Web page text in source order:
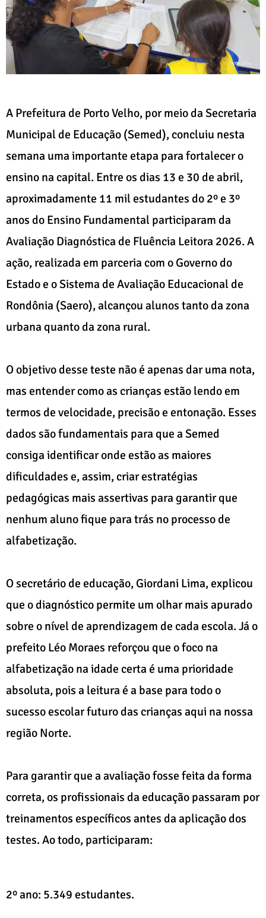
A Prefeitura de Porto Velho, por meio da Secretaria
Municipal de Educação (Semed), concluiu nesta
semana uma importante etapa para fortalecer o
ensino na capital. Entre os dias 13 e 30 de abril,
aproximadamente 11 mil estudantes do 2º e 3º
anos do Ensino Fundamental participaram da
Avaliação Diagnóstica de Fluência Leitora 2026. A
ação, realizada em parceria com o Governo do
Estado e o Sistema de Avaliação Educacional de
Rondônia (Saero), alcançou alunos tanto da zona
urbana quanto da zona rural.
O objetivo desse teste não é apenas dar uma nota,
mas entender como as crianças estão lendo em
termos de velocidade, precisão e entonação. Esses
dados são fundamentais para que a Semed
consiga identificar onde estão as maiores
dificuldades e, assim, criar estratégias
pedagógicas mais assertivas para garantir que
nenhum aluno fique para trás no processo de
alfabetização.
O secretário de educação, Giordani Lima, explicou
que o diagnóstico permite um olhar mais apurado
sobre o nível de aprendizagem de cada escola. Já o
prefeito Léo Moraes reforçou que o foco na
alfabetização na idade certa é uma prioridade
absoluta, pois a leitura é a base para todo o
sucesso escolar futuro das crianças aqui na nossa
região Norte.
Para garantir que a avaliação fosse feita da forma
correta, os profissionais da educação passaram por
treinamentos específicos antes da aplicação dos
testes. Ao todo, participaram:
2º ano: 5.349 estudantes.